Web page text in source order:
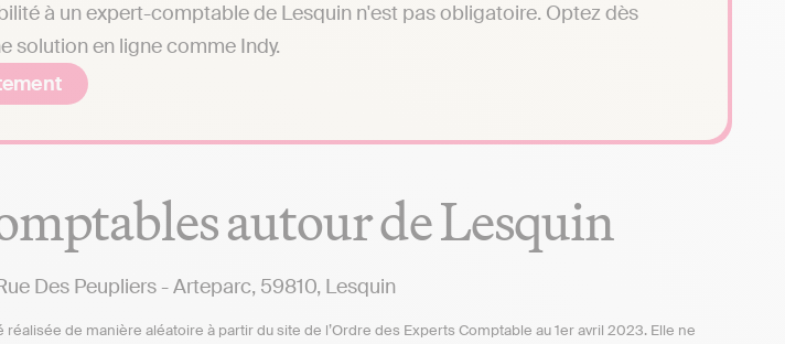
à un expert-comptable de Lesquin n'est pas obligatoire. Optez dès
solution en ligne comme Indy.
autour de Lesquin
Des Peupliers - Arteparc, 59810, Lesquin
de manière aléatoire à partir du site de l’Ordre des Experts Comptable au 1er avril 2023. Elle ne